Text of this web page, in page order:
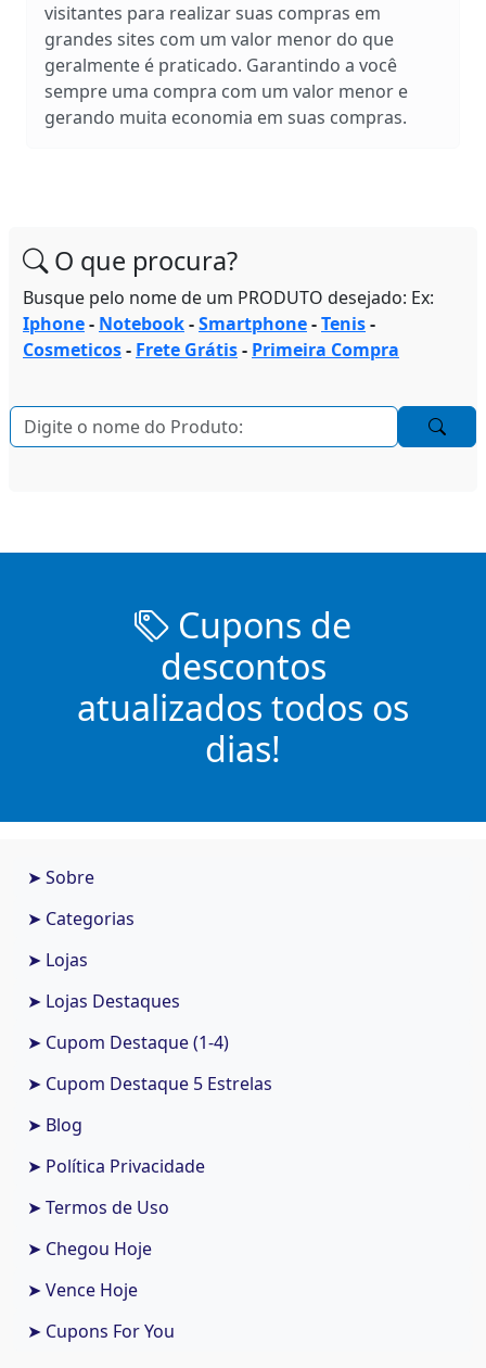
visitantes para realizar suas compras em
grandes sites com um valor menor do que
geralmente é praticado. Garantindo a você
sempre uma compra com um valor menor e
gerando muita economia em suas compras.
O que procura?
Busque pelo nome de um PRODUTO desejado: Ex:
Iphone- Notebook-Smartphone-Tenis-
Cosmeticos- Frete Grátis- Primeira Compra
Cupons de
descontos
atualizados todos os
dias!
➤ Sobre
➤ Categorias
➤ Lojas
➤ Lojas Destaques
➤ Cupom Destaque (1-4)
➤ Cupom Destaque 5 Estrelas
➤ Blog
➤ Política Privacidade
➤ Termos de Uso
➤ Chegou Hoje
➤ Vence Hoje
➤ Cupons For You